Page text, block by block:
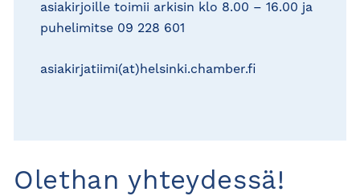
asiakirjoille toimii arkisin klo 8.00 – 16.00 ja
puhelimitse 09 228 601
asiakirjatiimi(at)helsinki.chamber.fi
Olethan yhteydessä!